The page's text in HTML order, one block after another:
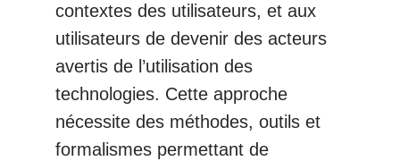
contextes des utilisateurs, et aux
utilisateurs de devenir des acteurs
avertis de l’utilisation des
technologies. Cette approche
nécessite des méthodes, outils et
formalismes permettant de